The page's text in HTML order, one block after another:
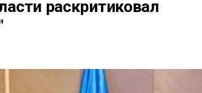
раскритиковал